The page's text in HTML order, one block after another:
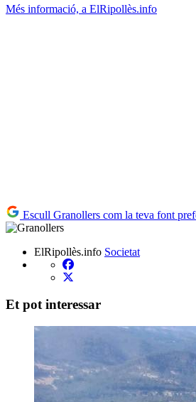
Més informació, a ElRipollès.info
Escull Granollers com la teva font
ElRipollès.info Societat
Et pot interessar